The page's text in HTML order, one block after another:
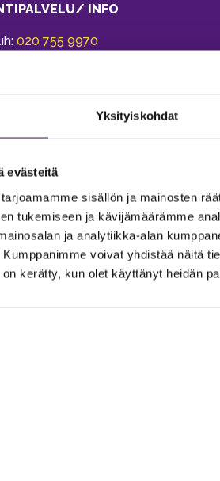
Yksityiskohdat
evästeitä
sisällön ja mainosten
tukemiseen ja kävijämäärämme
ja analytiikka-alan
voivat yhdistää näitä
kerätty, kun olet käyttänyt heidän
INFO
020 755 9970